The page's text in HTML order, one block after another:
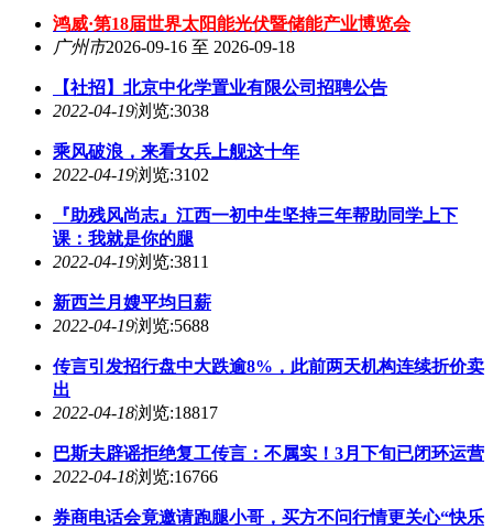
鸿威·第18届世界太阳能光伏暨储能产业博览会
广州市2026-09-16 至 2026-09-18
【社招】北京中化学置业有限公司招聘公告
2022-04-19浏览:3038
乘风破浪，来看女兵上舰这十年
2022-04-19浏览:3102
『助残风尚志』江西一初中生坚持三年帮助同学上下
课：我就是你的腿
2022-04-19浏览:3811
新西兰月嫂平均日薪
2022-04-19浏览:5688
传言引发招行盘中大跌逾8%，此前两天机构连续折价卖
出
2022-04-18浏览:18817
巴斯夫辟谣拒绝复工传言：不属实！3月下旬已闭环运营
2022-04-18浏览:16766
券商电话会竟邀请跑腿小哥，买方不问行情更关心“快乐